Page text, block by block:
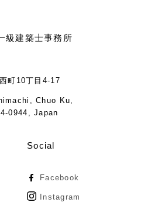
級建築士事務所
町10丁目4-17
Chuo Ku,
0944, Japan
Social
Facebook
Instagram